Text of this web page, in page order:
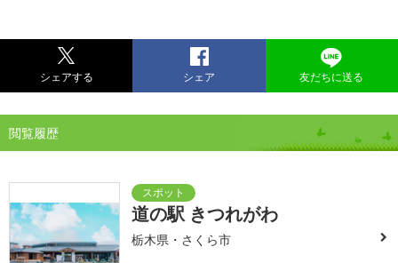
シェアする シェア 友だちに送る
閲覧履歴
道の駅 きつれがわ
栃木県・さくら市